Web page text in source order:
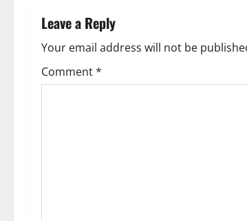
n
a
v
Leave a Reply
Your email address will not be
Comment*